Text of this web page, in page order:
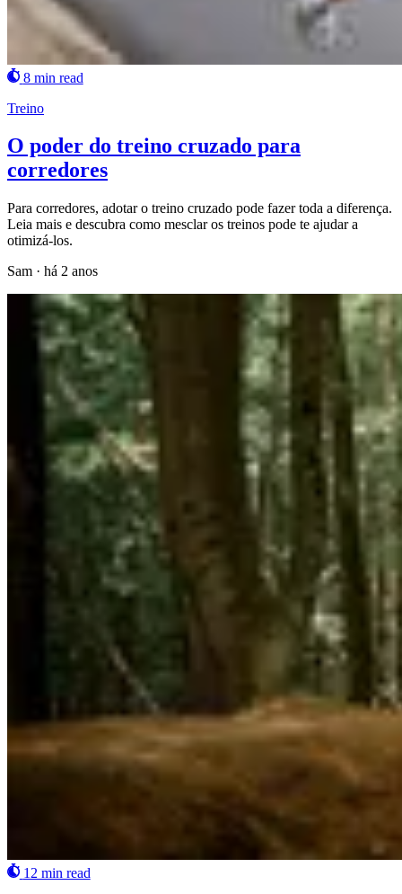
8 min read
Treino
O poder do treino cruzado para
corredores
Para corredores, adotar o treino cruzado pode fazer toda a diferença.
Leia mais e descubra como mesclar os treinos pode te ajudar a
otimizá-los.
Sam · há 2 anos
12 min read